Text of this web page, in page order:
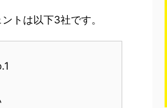
トは以下3社です。